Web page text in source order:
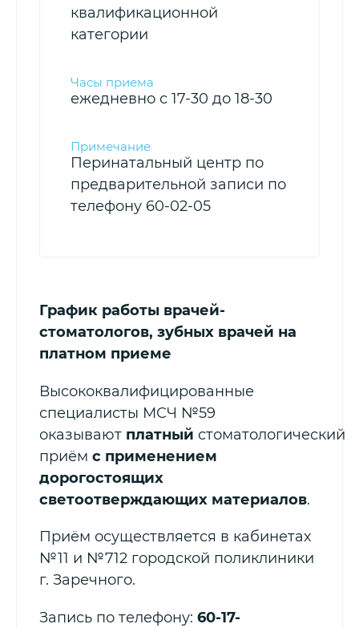
квалификационной
категории
ежедневно с 17-30 до 18-30
Перинатальный центр по
предварительной записи по
телефону 60-02-05
График работы врачей-
стоматологов, зубных врачей на
платном приеме
Высококвалифицированные
специалисты МСЧ №59
оказывают платный стоматологический
приём с применением
дорогостоящих
светоотверждающих материалов.
Приём осуществляется в кабинетах
№11 и №712 городской поликлиники
г. Заречного.
Запись по телефону: 60-17-